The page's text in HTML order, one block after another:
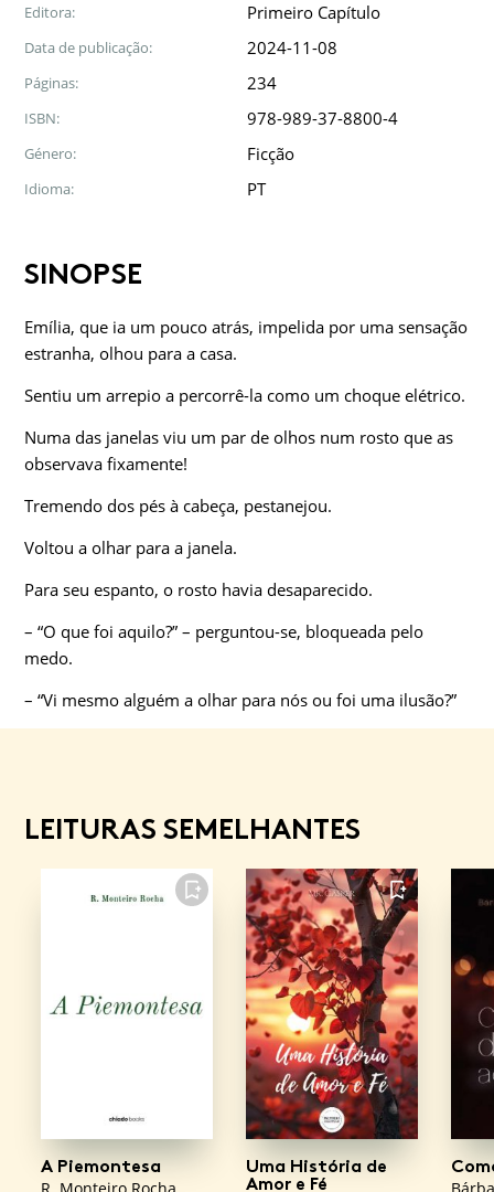
Editora: Primeiro Capítulo
Data de publicação: 2024-11-08
Páginas: 234
ISBN: 978-989-37-8800-4
Género: Ficção
Idioma: PT
SINOPSE
Emília, que ia um pouco atrás, impelida por uma sensação
estranha, olhou para a casa.
Sentiu um arrepio a percorrê-la como um choque elétrico.
Numa das janelas viu um par de olhos num rosto que as
observava fixamente!
Tremendo dos pés à cabeça, pestanejou.
Voltou a olhar para a janela.
Para seu espanto, o rosto havia desaparecido.
– “O que foi aquilo?” – perguntou-se, bloqueada pelo
medo.
– “Vi mesmo alguém a olhar para nós ou foi uma ilusão?”
LEITURAS SEMELHANTES
FAVORITO
A Piemontesa
FAVORITO
Uma História de
Amor e Fé